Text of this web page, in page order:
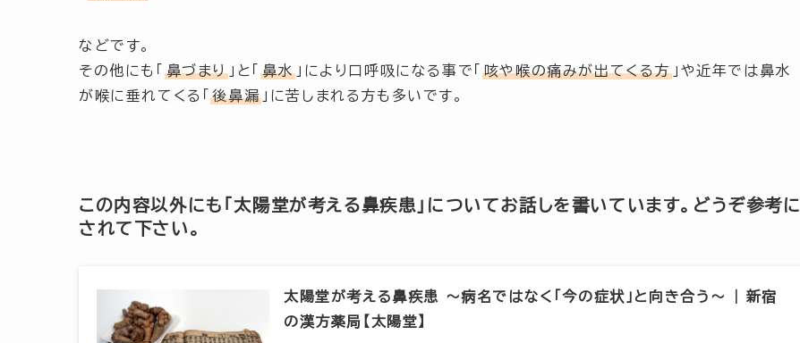
などです。
その他にも「
鼻づまり 」と「 鼻水 」により口呼吸になる事で 咳や喉の痛みが出てくる方 」 や近年では鼻水
が喉に垂れてくる
「後鼻漏 」 に苦しまれる方も多いです。
この内容以外にも「太陽堂が考える鼻疾患」についてお話しを書いています。どうぞ参考に
されて下さい。
太陽堂が考える鼻疾患 ～病名ではなく「今の症状」と向き合う～ | 新宿
の漢方薬局【太陽堂】